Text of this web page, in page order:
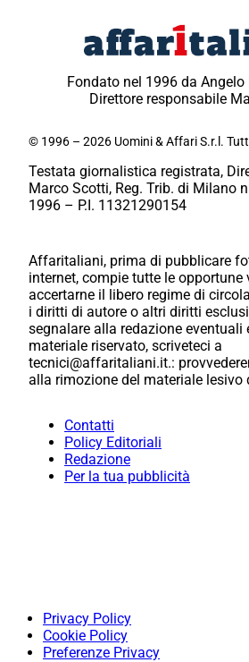
Fondato nel 1996 da
Direttore responsabile
© 1996 – 2026 Uomini & Affari S.r.l.
Testata giornalistica registrata,
Marco Scotti, Reg. Trib. di Milano
1996 – P.I. 11321290154
Affaritaliani, prima di pubblicare
internet, compie tutte le opportune
accertarne il libero regime di
i diritti di autore o altri diritti
segnalare alla redazione eventuali
materiale riservato, scriveteci a
tecnici@affaritaliani.it.:
alla rimozione del materiale lesivo
Contatti
Policy Editoriali
Redazione
Per la tua pubblicità
Privacy Policy
Cookie Policy
Preferenze Privacy